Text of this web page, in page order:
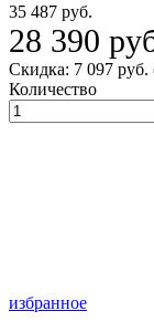
35 487 руб.
28 390
Скидка: 7 097 руб.
Количество
избранное